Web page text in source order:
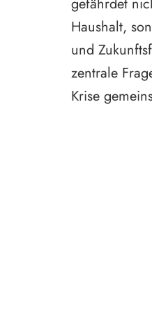
Haushalt,
und
zentrale
Krise